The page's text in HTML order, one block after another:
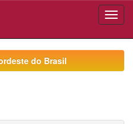
do Brasil